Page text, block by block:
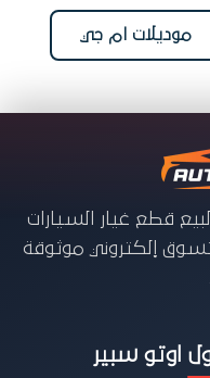
موديلات ام جي
قطع غيار السيارات
تسوق إلكتروني موثوقة
اوتو سبير